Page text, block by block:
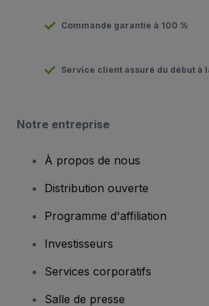
Commande garantie à 100 %
Service client assuré du début à
Notre entreprise
À propos de nous
Distribution ouverte
Programme d'affiliation
Investisseurs
Services corporatifs
Salle de presse